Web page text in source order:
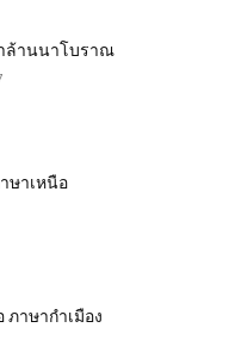
ล้านนาโบราณ
ษาเหนือ
ภาษากำเมือง